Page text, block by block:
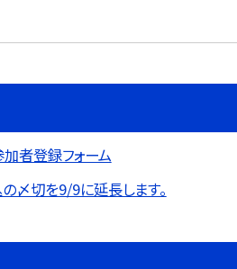
者登録フォーム
〆切を9/9に延長します。